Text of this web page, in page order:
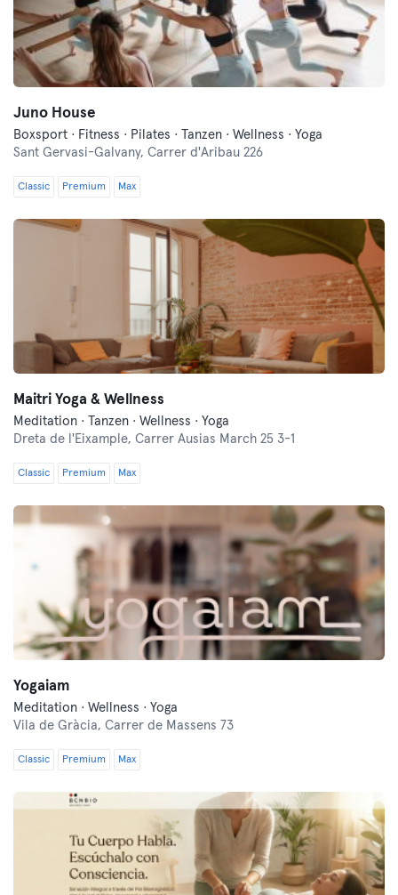
Juno House
Boxsport · Fitness · Pilates · Tanzen · Wellness · Yoga
Sant Gervasi-Galvany, Carrer d'Aribau 226
Classic Premium Max
Maitri Yoga & Wellness
Meditation · Tanzen · Wellness · Yoga
Dreta de l'Eixample, Carrer Ausias March 25 3-1
Classic Premium Max
Yogaiam
Meditation · Wellness · Yoga
Vila de Gràcia, Carrer de Massens 73
Classic Premium Max